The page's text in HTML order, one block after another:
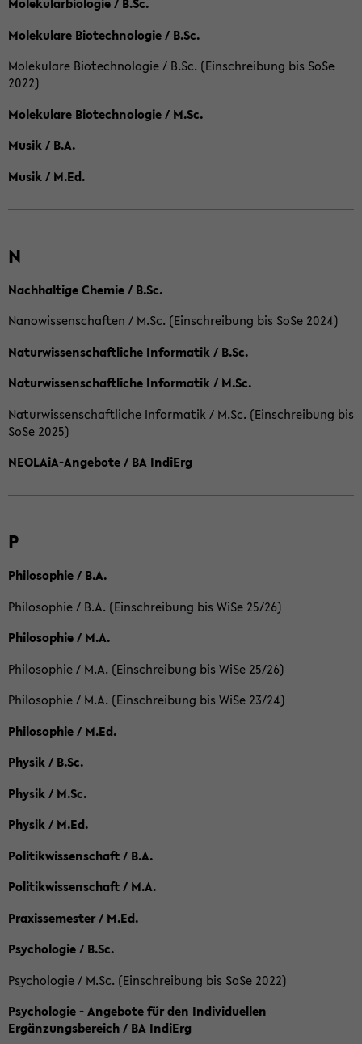
Molekulare Biotechnologie / B.Sc.
Molekulare Biotechnologie / B.Sc. (Einschreibung bis SoSe
2022)
Molekulare Biotechnologie / M.Sc.
Musik / B.A.
Musik / M.Ed.
N
Nachhaltige Chemie / B.Sc.
Nanowissenschaften / M.Sc. (Einschreibung bis SoSe 2024)
Naturwissenschaftliche Informatik / B.Sc.
Naturwissenschaftliche Informatik / M.Sc.
Naturwissenschaftliche Informatik / M.Sc. (Einschreibung bis
SoSe 2025)
NEOLAiA-Angebote / BA IndiErg
P
Philosophie / B.A.
Philosophie / B.A. (Einschreibung bis WiSe 25/26)
Philosophie / M.A.
Philosophie / M.A. (Einschreibung bis WiSe 25/26)
Philosophie / M.A. (Einschreibung bis WiSe 23/24)
Philosophie / M.Ed.
Physik / B.Sc.
Physik / M.Sc.
Physik / M.Ed.
Politikwissenschaft / B.A.
Politikwissenschaft / M.A.
Praxissemester / M.Ed.
Psychologie / B.Sc.
Psychologie / M.Sc. (Einschreibung bis SoSe 2022)
Psychologie - Angebote für den Individuellen
Ergänzungsbereich / BA IndiErg